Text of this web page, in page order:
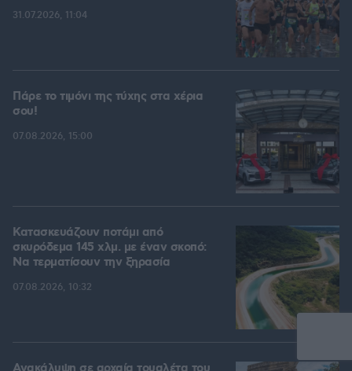
31.07.2026, 11:04
Πάρε το τιμόνι της τύχης στα χέρια
σου!
07.08.2026, 15:00
Κατασκευάζουν ποτάμι από
σκυρόδεμα 145 χλμ. με έναν σκοπό:
Να τερματίσουν την ξηρασία
07.08.2026, 10:32